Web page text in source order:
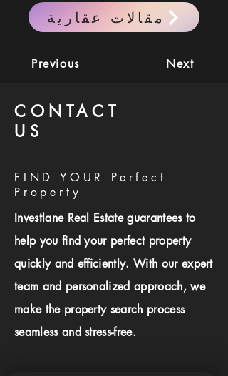
مقالات عقارية
Previous Next
CONTACT
US
FIND YOUR Perfect
Property
Investlane Real Estate guarantees to
help you find your perfect property
quickly and efficiently. With our expert
team and personalized approach, we
make the property search process
seamless and stress-free.